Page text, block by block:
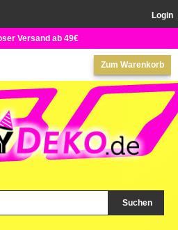
Suchen
Login
Zum Warenkorb
Versand ab 49€